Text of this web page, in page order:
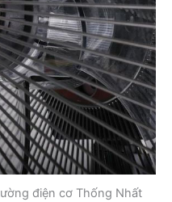
điện cơ Thống Nhất